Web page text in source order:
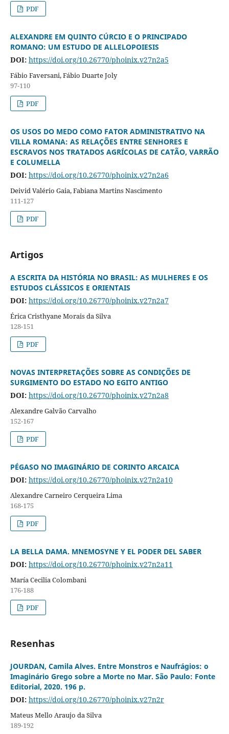
PDF
ALEXANDRE EM QUINTO CÚRCIO E O PRINCIPADO
ROMANO: UM ESTUDO DE ALLELOPOIESIS
DOI: https://doi.org/10.26770/phoinix.v27n2a5
Fábio Faversani, Fábio Duarte Joly
97-110
PDF
OS USOS DO MEDO COMO FATOR ADMINISTRATIVO NA
VILLA ROMANA: AS RELAÇÕES ENTRE SENHORES E
ESCRAVOS NOS TRATADOS AGRÍCOLAS DE CATÃO, VARRÃO
E COLUMELLA
DOI: https://doi.org/10.26770/phoinix.v27n2a6
Deivid Valério Gaia, Fabiana Martins Nascimento
111-127
PDF
Artigos
A ESCRITA DA HISTÓRIA NO BRASIL: AS MULHERES E OS
ESTUDOS CLÁSSICOS E ORIENTAIS
DOI: https://doi.org/10.26770/phoinix.v27n2a7
Érica Cristhyane Morais da Silva
128-151
PDF
NOVAS INTERPRETAÇÕES SOBRE AS CONDIÇÕES DE
SURGIMENTO DO ESTADO NO EGITO ANTIGO
DOI: https://doi.org/10.26770/phoinix.v27n2a8
Alexandre Galvão Carvalho
152-167
PDF
PÉGASO NO IMAGINÁRIO DE CORINTO ARCAICA
DOI: https://doi.org/10.26770/phoinix.v27n2a10
Alexandre Carneiro Cerqueira Lima
168-175
PDF
LA BELLA DAMA. MNEMOSYNE Y EL PODER DEL SABER
DOI: https://doi.org/10.26770/phoinix.v27n2a11
María Cecilia Colombani
176-188
PDF
Resenhas
JOURDAN, Camila Alves. Entre Monstros e Naufrágios: o
Imaginário Grego sobre a Morte no Mar. São Paulo: Fonte
Editorial, 2020. 196 p.
DOI: https://doi.org/10.26770/phoinix.v27n2r
Mateus Mello Araujo da Silva
189-192